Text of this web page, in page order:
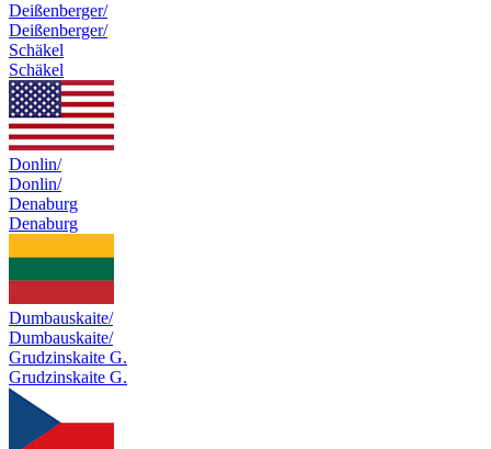
Deißenberger/
Deißenberger/
Schäkel
Schäkel
Donlin/
Donlin/
Denaburg
Denaburg
Dumbauskaite/
Dumbauskaite/
Grudzinskaite G.
Grudzinskaite G.